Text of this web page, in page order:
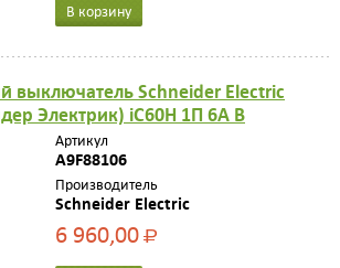
В корзину
выключатель Schneider Electric
Электрик) iC60H 1П 6A B
Артикул
A9F88106
Производитель
Schneider Electric
6 960,00Р